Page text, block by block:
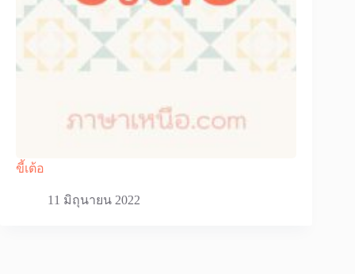
ขี้เต้อ
11 มิถุนายน 2022